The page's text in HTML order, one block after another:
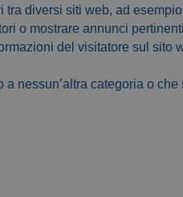
diversi siti web, ad
o mostrare annunci
del visitatore sul sito
nessun’altra categoria o